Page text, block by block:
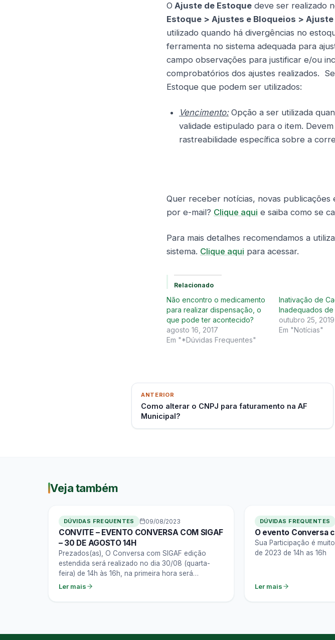
O Ajuste de Estoque deve ser realizado
Estoque > Ajustes e Bloqueios >
utilizado quando há divergências no
ferramenta no sistema adequada para
campo observações para justificar e/ou
comprobatórios dos ajustes realizados.
Estoque que podem ser utilizados:
Vencimento:Opção a ser utilizada
validade estipulado para o item.
rastreabilidade específica sobre a
Quer receber notícias, novas publicações
por e-mail? Clique aqui e saiba como se
Para mais detalhes recomendamos a
sistema. Clique aqui para acessar.
Relacionado
Não encontro o medicamento
para realizar dispensação, o
que pode ter acontecido?
agosto 16, 2017
Em "*Dúvidas Frequentes"
Inativação de
Inadequados de
outubro 25, 2019
Em "Notícias"
ANTERIOR
Como alterar o CNPJ para faturamento na AF
Municipal?
Veja também
DÚVIDAS FREQUENTES 09/08/2023
CONVITE – EVENTO CONVERSA COM SIGAF
– 30 DE AGOSTO 14H
Prezados(as), O Conversa com SIGAF edição
estendida será realizado no dia 30/08 (quarta-
feira) de 14h às 16h, na primeira hora será
apresentado um tema recorrente que chega ao
Ler mais
DÚVIDAS FREQUENTES
O evento Conversa
Sua Participação é
de 2023 de 14h as 16h
Ler mais